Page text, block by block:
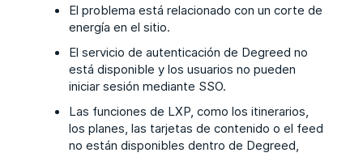
El problema está relacionado con un corte de
energía en el sitio.
El servicio de autenticación de Degreed no
está disponible y los usuarios no pueden
iniciar sesión mediante SSO.
Las funciones de LXP, como los itinerarios,
los planes, las tarjetas de contenido o el feed
no están disponibles dentro de Degreed,